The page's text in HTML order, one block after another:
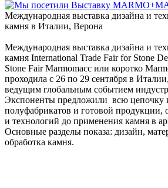
Международная выставка дизайна и
камня в Италии, Верона
Международная выставка дизайна и
камня International Trade Fair for Stone
Stone Fair Marmomacc или коротко
проходила с 26 по 29 сентября в
ведущим глобальным событием
Экспоненты предложили всю цепочку
полуфабрикатов и готовой продукции,
и технологий до применения камня в
Основные разделы показа: дизайн,
обработка камня.